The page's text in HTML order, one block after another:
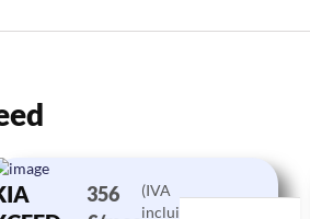
356
(IVA
incluido)